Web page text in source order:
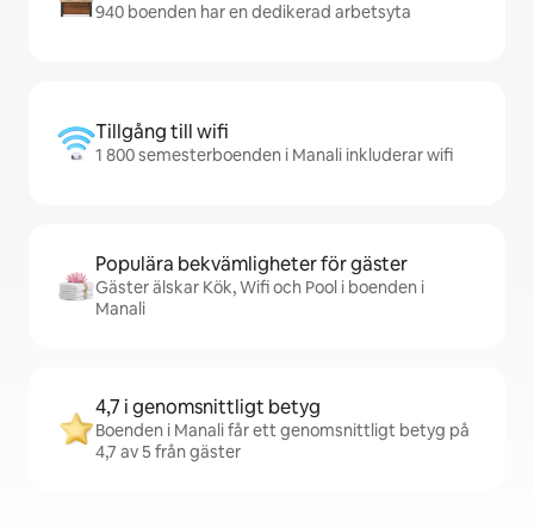
940 boenden har en dedikerad arbetsyta
Tillgång till wifi
1 800 semesterboenden i Manali inkluderar wifi
Populära bekvämligheter för gäster
Gäster älskar Kök, Wifi och Pool i boenden i
Manali
4,7 i genomsnittligt betyg
Boenden i Manali får ett genomsnittligt betyg på
4,7 av 5 från gäster